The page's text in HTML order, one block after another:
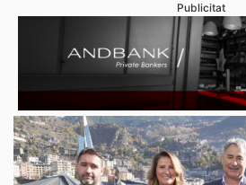
Publicitat